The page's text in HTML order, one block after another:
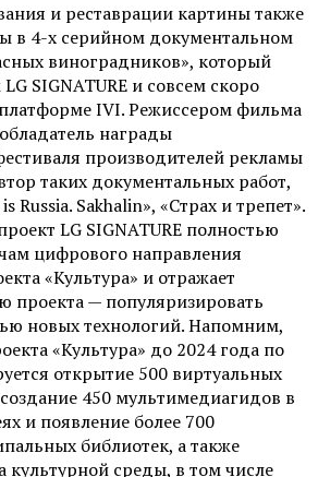
и реставрации картины также
в 4-х серийном документальном
виноградников», который
SIGNATURE и совсем скоро
IVI. Режиссером фильма
награды
производителей рекламы
таких документальных работ,
Russia. Sakhalin», «Страх и трепет».
LG SIGNATURE полностью
цифрового направления
«Культура» и отражает
проекта — популяризировать
новых технологий. Напомним,
«Культура» до 2024 года по
открытие 500 виртуальных
450 мультимедиагидов в
и появление более 700
библиотек, а также
культурной среды, в том числе